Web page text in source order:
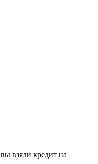
взяли кредит на